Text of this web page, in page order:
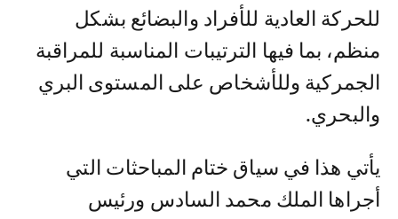
للحركة العادية للأفراد والبضائع بشكل
منظم، بما فيها الترتيبات المناسبة للمراقبة
الجمركية وللأشخاص على المستوى البري
والبحري.
يأتي هذا في سياق ختام المباحثات التي
أجراها الملك محمد السادس ورئيس